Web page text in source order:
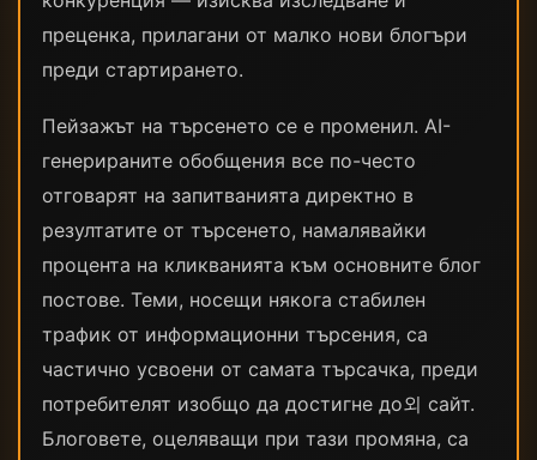
преценка, прилагани от малко нови блогъри
преди стартирането.
Пейзажът на търсенето се е променил. AI-
генерираните обобщения все по-често
отговарят на запитванията директно в
резултатите от търсенето, намалявайки
процента на кликванията към основните блог
постове. Теми, носещи някога стабилен
трафик от информационни търсения, са
частично усвоени от самата търсачка, преди
потребителят изобщо да достигне до외 сайт.
Блоговете, оцеляващи при тази промяна, са